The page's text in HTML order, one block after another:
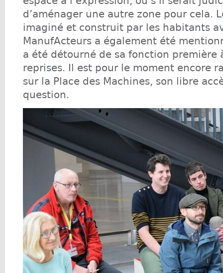
d’aménager une autre zone pour cela.
imaginé et construit par les habitants
ManufActeurs a également été
a été détourné de sa fonction première
reprises. Il est pour le moment encore
sur la Place des Machines, son libre
question.